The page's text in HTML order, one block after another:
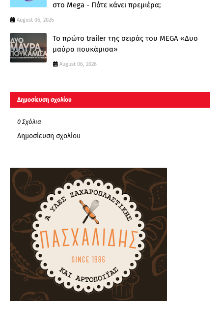
στο Mega - Πότε κάνει πρεμιέρα;
August 06, 2026
Το πρώτο trailer της σειράς του MEGA «Δυο
μαύρα πουκάμισα»
August 06, 2026
Δημοσίευση σχολίου
0 Σχόλια
Δημοσίευση σχολίου